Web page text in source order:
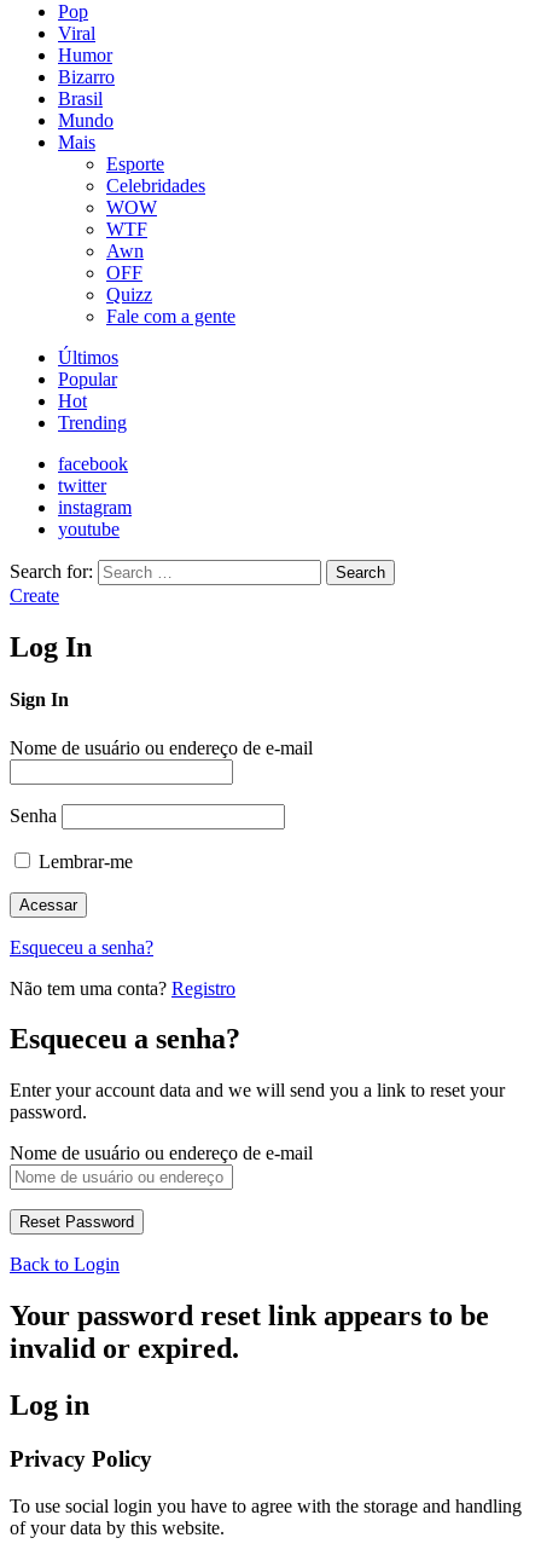
Pop
Viral
Humor
Bizarro
Brasil
Mundo
Mais
Esporte
Celebridades
WOW
WTF
Awn
OFF
Quizz
Fale com a gente
Últimos
Popular
Hot
Trending
facebook
twitter
instagram
youtube
Search for: Search
Create
Log In
Sign In
Nome de usuário ou endereço de e-mail
Senha
Lembrar-me
Esqueceu a senha?
Não tem uma conta? Registro
Esqueceu a senha?
Enter your account data and we will send you a link to reset your
password.
Nome de usuário ou endereço de e-mail
Back to Login
Your password reset link appears to be
invalid or expired.
Log in
Privacy Policy
To use social login you have to agree with the storage and handling
of your data by this website.